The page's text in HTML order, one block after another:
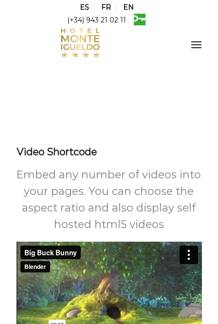
ES FR
EN
(+34) 943 21 02 11
Video Shortcode
Embed any number of videos into
your pages. You can choose the
aspect ratio and also display self
hosted html5 videos